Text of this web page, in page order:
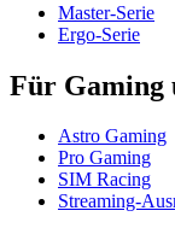
Master-Serie
Ergo-Serie
Für Gaming
Astro Gaming
Pro Gaming
SIM Racing
Streaming-